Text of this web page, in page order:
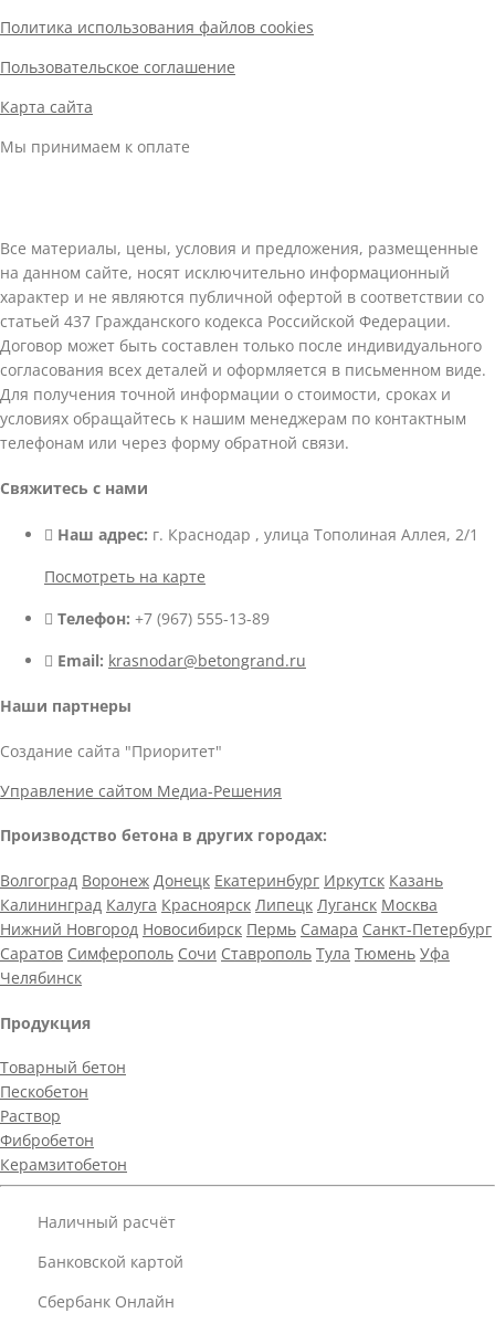
Политика использования файлов cookies
Пользовательское соглашение
Карта сайта
Мы принимаем к оплате
Все материалы, цены, условия и предложения, размещенные
на данном сайте, носят исключительно информационный
характер и не являются публичной офертой в соответствии со
статьей 437 Гражданского кодекса Российской Федерации.
Договор может быть составлен только после индивидуального
согласования всех деталей и оформляется в письменном виде.
Для получения точной информации о стоимости, сроках и
условиях обращайтесь к нашим менеджерам по контактным
телефонам или через форму обратной связи.
Свяжитесь с нами
Наш адрес: г. Краснодар , улица Тополиная Аллея, 2/1
Посмотреть на карте
Телефон: +7 (967) 555-13-89
Email: krasnodar@betongrand.ru
Наши партнеры
Создание сайта "Приоритет"
Управление сайтом Медиа-Решения
Производство бетона в других городах:
Волгоград Воронеж Донецк Екатеринбург Иркутск Казань
Калининград Калуга Красноярск Липецк Луганск Москва
Нижний Новгород Новосибирск Пермь Самара Санкт-Петербург
Саратов Симферополь Сочи Ставрополь Тула Тюмень Уфа
Челябинск
Продукция
Товарный бетон
Пескобетон
Раствор
Фибробетон
Керамзитобетон
Наличный расчёт
Банковской картой
Сбербанк Онлайн